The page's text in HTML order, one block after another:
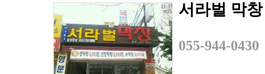
서라벌 막창
055-944-0430